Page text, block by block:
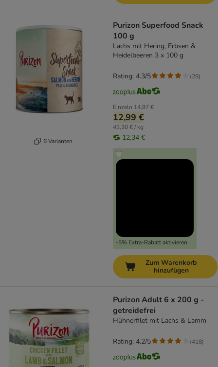
6 Varianten
Purizon Superfood Snack
100 g
Lachs mit Hering, Erbsen &
Heidelbeeren 3 x 100 g
Einzeln 14,97 €
12,99 €
43,30 € / kg
12,34 €
-5% Extra-Rabatt aktivieren
Rating: 4.3/5 (28)
Zum Warenkorb
hinzufügen
Purizon Adult 6 x 200 g -
getreidefrei
Hühnerfilet mit Lachs & Lamm
Rating: 4.2/5 (418)